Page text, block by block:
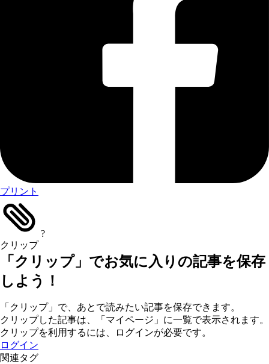
プリント
クリップ
?
「クリップ」でお気に入りの記事を保存
しよう！
「クリップ」で、あとで読みたい記事を保存できます。
クリップした記事は、「マイページ」に一覧で表示されます。
クリップを利用するには、ログインが必要です。
ログイン
関連タグ